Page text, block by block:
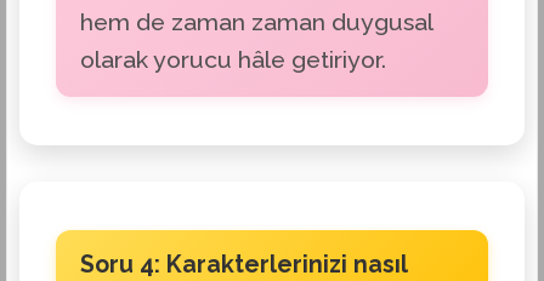
hem de zaman zaman duygusal
olarak yorucu hâle getiriyor.
Soru 4: Karakterlerinizi nasıl